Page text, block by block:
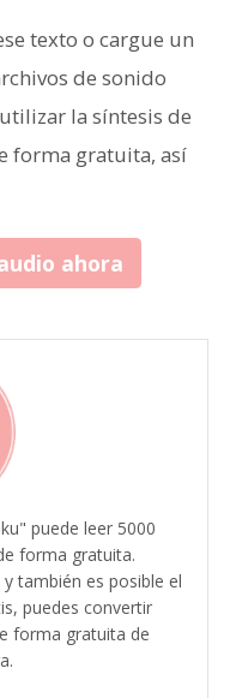
texto o cargue un
de sonido
la síntesis de
forma gratuita, así
ahora
puede leer 5000
forma gratuita.
también es posible el
puedes convertir
forma gratuita de